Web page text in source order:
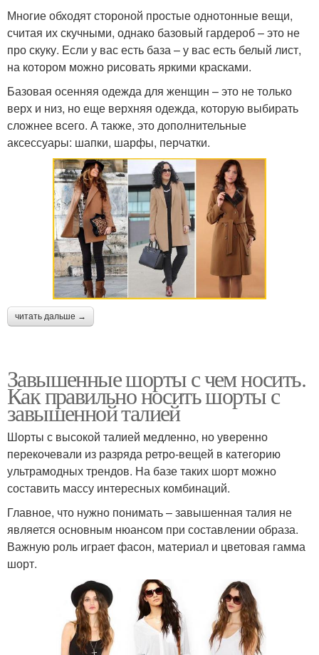
Многие обходят стороной простые однотонные вещи,
считая их скучными, однако базовый гардероб – это не
про скуку. Если у вас есть база – у вас есть белый лист,
на котором можно рисовать яркими красками.
Базовая осенняя одежда для женщин – это не только
верх и низ, но еще верхняя одежда, которую выбирать
сложнее всего. А также, это дополнительные
аксессуары: шапки, шарфы, перчатки.
читать дальше →
Завышенные шорты с чем носить.
Как правильно носить шорты с
завышенной талией
Шорты с высокой талией медленно, но уверенно
перекочевали из разряда ретро-вещей в категорию
ультрамодных трендов. На базе таких шорт можно
составить массу интересных комбинаций.
Главное, что нужно понимать – завышенная талия не
является основным нюансом при составлении образа.
Важную роль играет фасон, материал и цветовая гамма
шорт.